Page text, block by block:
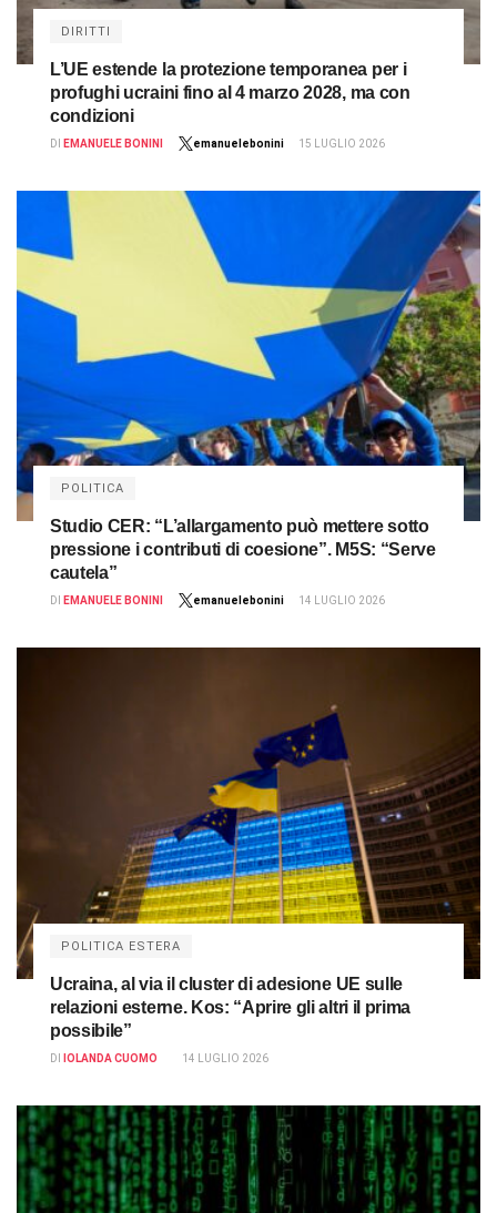
DIRITTI
L’UE estende la protezione temporanea per i
profughi ucraini fino al 4 marzo 2028, ma con
condizioni
DI EMANUELE BONINI emanuelebonini 15 LUGLIO 2026
POLITICA
Studio CER: “L’allargamento può mettere sotto
pressione i contributi di coesione”. M5S: “Serve
cautela”
DI EMANUELE BONINI emanuelebonini 14 LUGLIO 2026
POLITICA ESTERA
Ucraina, al via il cluster di adesione UE sulle
relazioni esterne. Kos: “Aprire gli altri il prima
possibile”
DI IOLANDA CUOMO 14 LUGLIO 2026